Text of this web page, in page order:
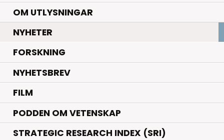
OM UTLYSNINGAR
NYHETER.
FORSKNING.
NYHETSBREV
FILM
PODDEN OM VETENSKAP
STRATEGIC RESEARCH INDEX (SRI)